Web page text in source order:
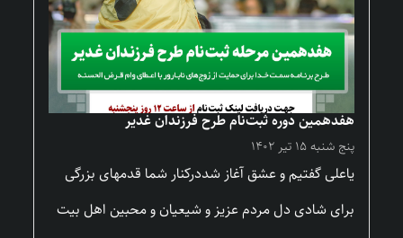
هفدهمین دوره ثبت‌نام طرح فرزندان غدیر
پنج شنبه ۱۵ تیر ۱۴۰۲
یاعلی گفتیم و عشق آغاز شددرکنار شما قدمهای بزرگی
برای شادی دل مردم عزیز و شیعیان و محبین اهل بیت